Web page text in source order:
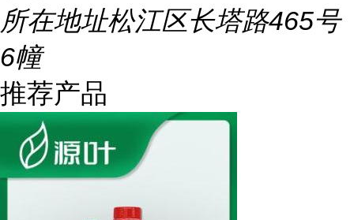
所在地址松江区长塔路465号
6幢
推荐产品